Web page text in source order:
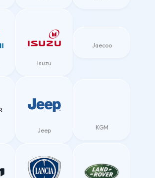
Isuzu
Jaecoo
Jeep KGM